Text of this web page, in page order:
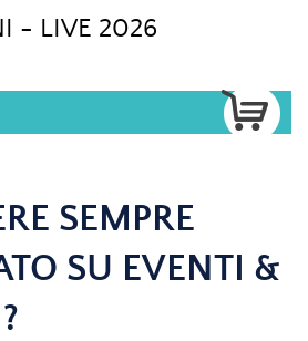
- LIVE 2026
SEMPRE
SU EVENTI &